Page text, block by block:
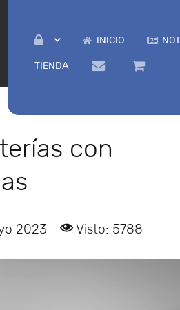
INICIO
TIENDA
con
2023 Visto: 5788